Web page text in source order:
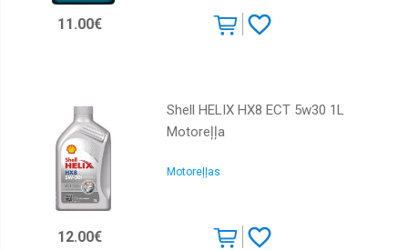
11.00€
Shell HELIX HX8 ECT 5w30 1L
Motoreļļa
Motoreļļas
12.00€